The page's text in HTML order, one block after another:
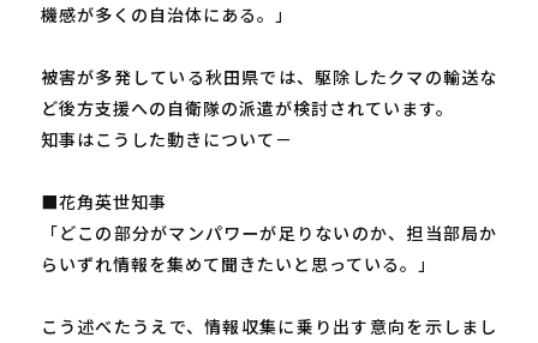
機感が多くの自治体にある。」
被害が多発している秋田県では、駆除したクマの輸送な
ど後方支援への自衛隊の派遣が検討されています。
知事はこうした動きについて－
■花角英世知事
「どこの部分がマンパワーが足りないのか、担当部局か
らいずれ情報を集めて聞きたいと思っている。」
こう述べたうえで、情報収集に乗り出す意向を示しまし